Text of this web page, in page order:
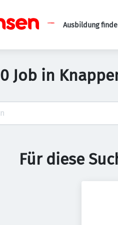
Ausbildung
0 Job in
Für diese